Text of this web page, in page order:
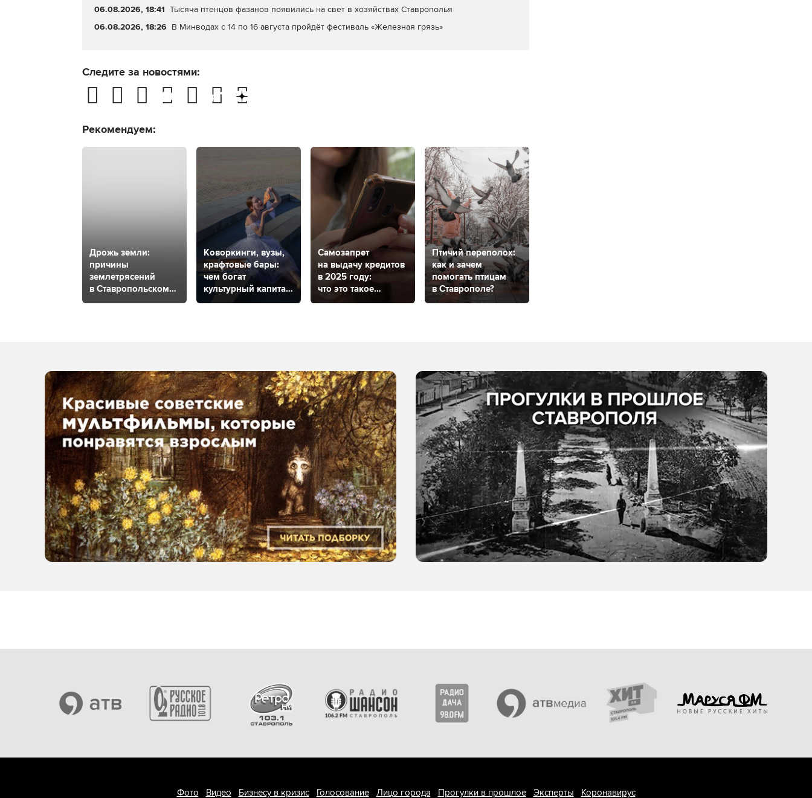
06.08.2026, 18:41 Тысяча птенцов фазанов появились на свет в хозяйствах Ставрополья
06.08.2026, 18:26 В Минводах с 14 по 16 августа пройдёт фестиваль «Железная грязь»
Следите за новостями:
Рекомендуем:
Дрожь земли:
причины
землетрясений
в Ставропольском
крае, прогнозы
Коворкинги, вузы,
крафтовые бары:
чем богат
культурный капитал
Ставрополя?
Самозапрет
на выдачу кредитов
в 2025 году:
что это такое
и как будет работать
Птичий переполох:
как и зачем
помогать птицам
в Ставрополе?
Фото Видео Бизнесу в кризис Голосование Лицо города Прогулки в прошлое Эксперты Коронавирус